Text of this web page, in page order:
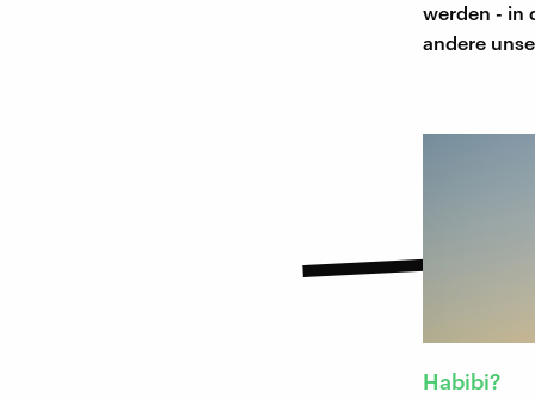
werden - in
andere
Habibi?